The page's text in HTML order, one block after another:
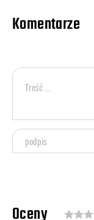
Komentarze
Oceny